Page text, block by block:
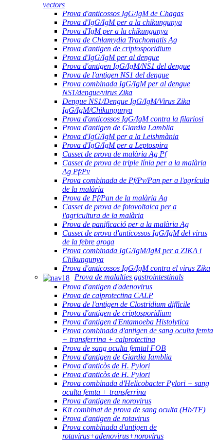
vectors
Prova d'anticossos IgG/IgM de Chagas
Prova d'IgG/IgM per a la chikungunya
Prova d'IgM per a la chikungunya
Prova de Chlamydia Trachomatis Ag
Prova d'antigen de criptosporidium
Prova d'IgG/IgM per al dengue
Prova d'antigen IgG/IgM/NS1 del dengue
Prova de l'antigen NS1 del dengue
Prova combinada IgG/IgM per al dengue
NS1/dengue/virus Zika
Dengue NS1/Dengue IgG/IgM/Virus Zika
IgG/IgM/Chikungunya
Prova d'anticossos IgG/IgM contra la filariosi
Prova d'antigen de Giardia Lamblia
Prova d'IgG/IgM per a la Leishmània
Prova d'IgG/IgM per a Leptospira
Casset de prova de malària Ag Pf
Casset de prova de triple línia per a la malària
Ag Pf/Pv
Prova combinada de Pf/Pv/Pan per a l'agrícula
de la malària
Prova de Pf/Pan de la malària Ag
Casset de prova de fotovoltaica per a
l'agricultura de la malària
Prova de panificació per a la malària Ag
Casset de prova d'anticossos IgG/IgM del virus
de la febre groga
Prova combinada IgG/IgM/IgM per a ZIKA i
Chikungunya
Prova d'anticossos IgG/IgM contra el virus Zika
Prova de malalties gastrointestinals
Prova d'antigen d'adenovirus
Prova de calprotectina CALP
Prova de l'antigen de Clostridium difficile
Prova d'antigen de criptosporidium
Prova d'antigen d'Entamoeba Histolytica
Prova combinada d'antigen de sang oculta femta
+ transferrina + calprotectina
Prova de sang oculta femtal FOB
Prova d'antigen de Giardia Iamblia
Prova d'anticòs de H. Pylori
Prova d'anticòs de H. Pylori
Prova combinada d'Helicobacter Pylori + sang
oculta femta + transferrina
Prova d'antigen de norovirus
Kit combinat de prova de sang oculta (Hb/TF)
Prova d'antigen de rotavirus
Prova combinada d'antigen de
rotavirus+adenovirus+norovirus